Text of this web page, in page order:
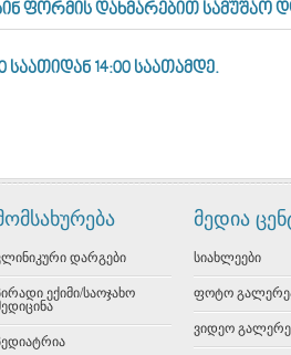
ფორმის დახმარებით სამუშაო
საათიდან 14:00 საათამდე.
დარგები
ექიმი/საოჯახო
მედია
სიახლეები
ფოტო
ვიდეო